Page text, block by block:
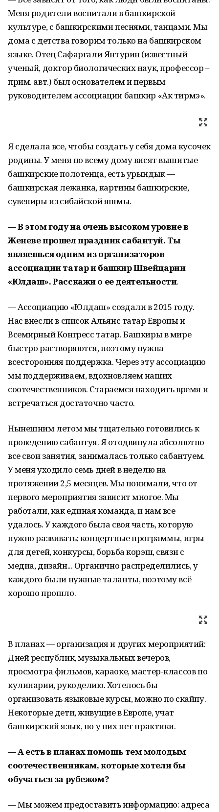
Меня родители воспитали в башкирской
культуре, с башкирскими песнями, танцами. Мы
дома с детства говорим только на башкирском
языке. Отец Сафаргали Янтурин (известный
ученый, доктор биологических наук, профессор –
прим. авт.) был основателем и первым
руководителем ассоциации башкир «Ак тирмэ».
Я сделала все, чтобы создать у себя дома кусочек
родины. У меня по всему дому висят вышитые
башкирские полотенца, есть урындык —
башкирская лежанка, картины башкирские,
сувениры из сибайской яшмы.
— В этом году на очень высоком уровне в
Женеве прошел праздник сабантуй. Ты
являешься одним из организаторов
ассоциации татар и башкир Швейцарии
«Юлдаш». Расскажи о ее деятельности.
— Ассоциацию «Юлдаш» создали в 2015 году.
Нас внесли в список Альянс татар Европы и
Всемирный Конгресс татар. Башкиры в мире
быстро растворяются, поэтому нужна
всесторонняя поддержка. Через эту ассоциацию
мы поддерживаем, вдохновляем наших
соотечественников. Стараемся находить время и
встречаться достаточно часто.
Нынешним летом мы тщательно готовились к
проведению сабантуя. Я отодвинула абсолютно
все свои занятия, занималась только сабантуем.
У меня уходило семь дней в неделю на
протяжении 2,5 месяцев. Мы понимали, что от
первого мероприятия зависит многое. Мы
работали, как единая команда, и нам все
удалось. У каждого была своя часть, которую
нужно развивать; концертные программы, игры
для детей, конкурсы, борьба корэш, связи с
медиа, дизайн... Органично распределились, у
каждого были нужные таланты, поэтому всё
хорошо прошло.
В планах — организация и других мероприятий:
Дней республик, музыкальных вечеров,
просмотра фильмов, караоке, мастер-классов по
кулинарии, рукоделию. Хотелось бы
организовать языковые курсы, можно по скайпу.
Некоторые дети, живущие в Европе, учат
башкирский язык, но у них нет практики.
— А есть в планах помощь тем молодым
соотечественникам, которые хотели бы
обучаться за рубежом?
— Мы можем предоставить информацию: адреса